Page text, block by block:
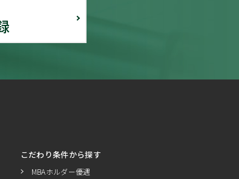
こだわり条件から探す
MBAホルダー優遇